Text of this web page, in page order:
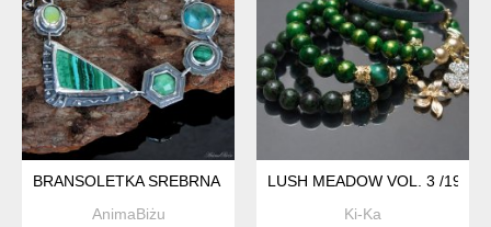
BRANSOLETKA SREBRNA Z ZIELONYI MINERAŁAMI MALACHIT
AnimaBiżu
LUSH MEADOW VOL. 3 /
Ki-Ka